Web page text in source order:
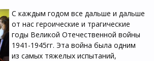
С каждым годом все дальше и дальше
от нас героические и трагические
годы Великой Отечественной войны
1941-1945гг. Эта война была одним
из самых тяжелых испытаний,